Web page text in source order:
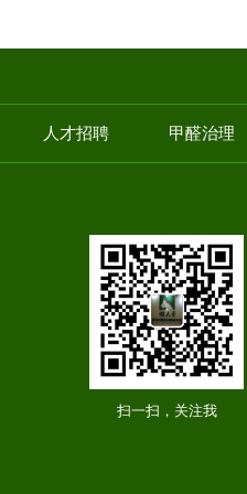
人才招聘 甲醛治理
扫一扫，关注我